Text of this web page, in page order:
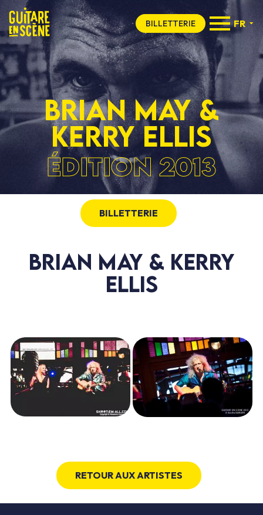
BILLETTERIE FR
BRIAN MAY &
KERRY ELLIS
ÉDITION 2013
BILLETTERIE
BRIAN MAY & KERRY
ELLIS
RETOUR AUX ARTISTES